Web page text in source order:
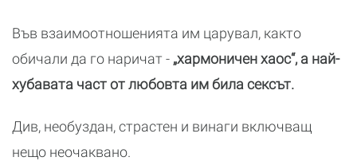
Във взаимоотношенията им царувал, както
обичали да го наричат - „хармоничен хаос“, а най-
хубавата част от любовта им била сексът.
Див, необуздан, страстен и винаги включващ
нещо неочаквано.